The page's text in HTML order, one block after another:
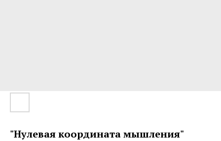
"Нулевая координата мышления"